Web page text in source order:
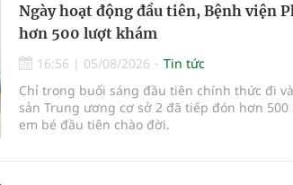
Ngày hoạt động đầu tiên, Bệnh viện
hơn 500 lượt khám
16:56 | 05/08/2026
Tin tức
Chỉ trong buổi sáng đầu tiên chính thức đi
sản Trung ương cơ sở 2 đã tiếp đón hơn
em bé đầu tiên chào đời.